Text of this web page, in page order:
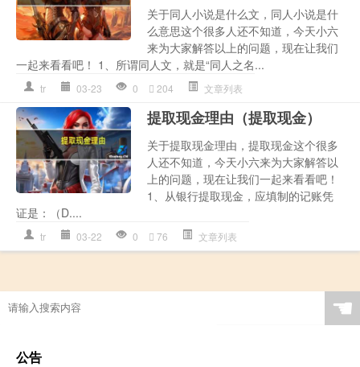
关于同人小说是什么文，同人小说是什
么意思这个很多人还不知道，今天小六
来为大家解答以上的问题，现在让我们
一起来看看吧！ 1、所谓同人文，就是“同人之名...
tr 03-23 0 204 文章列表
提取现金理由（提取现金）
关于提取现金理由，提取现金这个很多
人还不知道，今天小六来为大家解答以
上的问题，现在让我们一起来看看吧！
1、从银行提取现金，应填制的记账凭
证是：（D....
tr 03-22 0 76 文章列表
☚
公告